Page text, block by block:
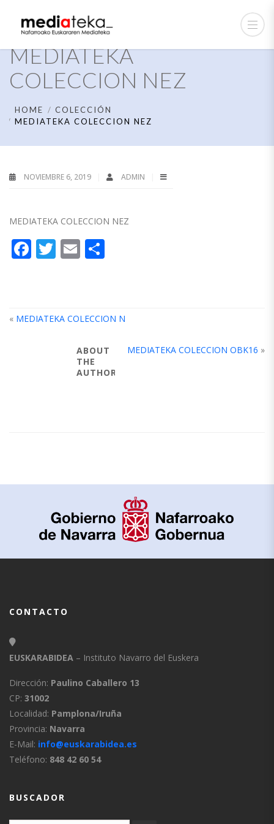
MEDIATEKA
COLECCION NEZ
HOME
COLECCIÓN
MEDIATEKA COLECCION NEZ
NOVIEMBRE 6, 2019 ADMIN
MEDIATEKA COLECCION NEZ
Facebook
Twitter
Email
« MEDIATEKA COLECCION N
MEDIATEKA COLECCION OBK16 »
ABOUT
THE
AUTHOR
CONTACTO
EUSKARABIDEA – Instituto Navarro del Euskera
Dirección: Paulino Caballero 13
CP: 31002
Localidad: Pamplona/Iruña
Provincia: Navarra
E-Mail: info@euskarabidea.es
Teléfono: 848 42 60 54
BUSCADOR